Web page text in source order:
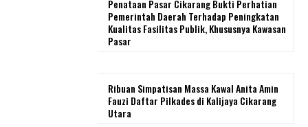
Penataan Pasar Cikarang Bukti Perhatian
Pemerintah Daerah Terhadap Peningkatan
Kualitas Fasilitas Publik, Khususnya Kawasan
Pasar
Ribuan Simpatisan Massa Kawal Anita Amin
Fauzi Daftar Pilkades di Kalijaya Cikarang
Utara